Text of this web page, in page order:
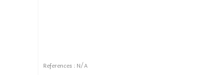
References : N/A